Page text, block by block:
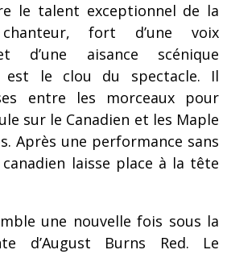
le talent exceptionnel de la
fort d’une voix
d’une aisance scénique
est le clou du spectacle. Il
entre les morceaux pour
sur le Canadien et les Maple
Après une performance sans
laisse place à la tête
une nouvelle fois sous la
d’August Burns Red. Le